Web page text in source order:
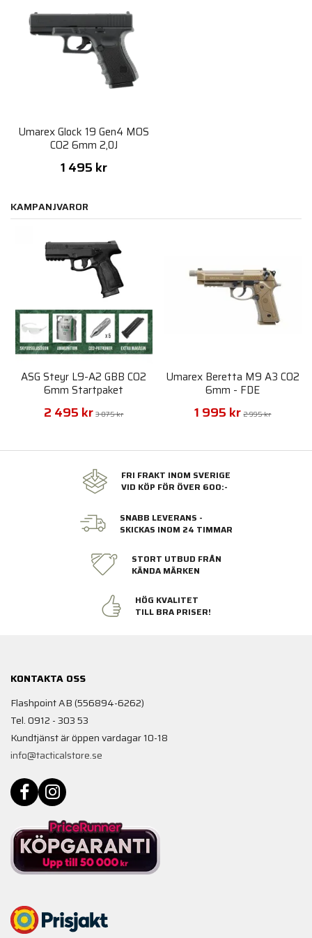
Umarex Glock 19 Gen4 MOS
CO2 6mm 2,0J
1 495 kr
KAMPANJVAROR
ASG Steyr L9-A2 GBB CO2
6mm Startpaket
2 495 kr 3 075 kr
Umarex Beretta M9 A3 CO2
6mm - FDE
1 995 kr 2 995 kr
FRI FRAKT INOM SVERIGE
VID KÖP FÖR ÖVER 600:-
SNABB LEVERANS -
SKICKAS INOM 24 TIMMAR
STORT UTBUD FRÅN
KÄNDA MÄRKEN
HÖG KVALITET
TILL BRA PRISER!
KONTAKTA OSS
Flashpoint AB (556894-6262)
Tel. 0912 - 303 53
Kundtjänst är öppen vardagar 10-18
info@tacticalstore.se